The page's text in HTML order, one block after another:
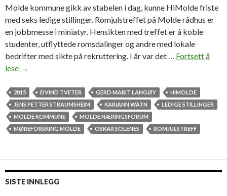
d
e
o
g
M
e
f
o
r
i
n
Molde kommune gikk av stabelen i dag, kunne HiMolde friste
med seks ledige stillinger. Romjulstreffet på Molde rådhus er
en jobbmesse i miniatyr. Hensikten med treffet er å koble
studenter, utflyttede romsdalinger og andre med lokale
bedrifter med sikte på rekruttering. I år var det … Fortsett å
lese S
i
l
t
e
s
→
2015 EIVIND TVETER GERD MARIT LANGØY
HIMOLDE
JENS PETTER STRAUMSHEIM
KARIANN WATN
LEDIGE STILLINGER
MOLDE KOMMUNE
MOLDE NÆRINGSFORUM
MØREFORSKING MOLDE
OSKAR SOLENES ROMJULSTREFF
SISTE INNLEGG